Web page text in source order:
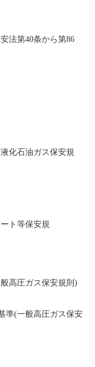
法第40条から第86
化石油ガス保安規
ト等保安規
高圧ガス保安規則)
準(一般高圧ガス保安